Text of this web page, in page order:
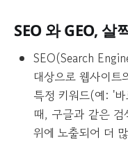
SEO 와 GEO, 살
SEO(Search
대상으로 웹사이트
특정 키워드(예: '
때, 구글과 같은 검
위에 노출되어 더